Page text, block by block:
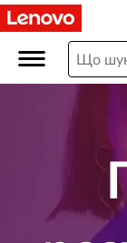
П
К